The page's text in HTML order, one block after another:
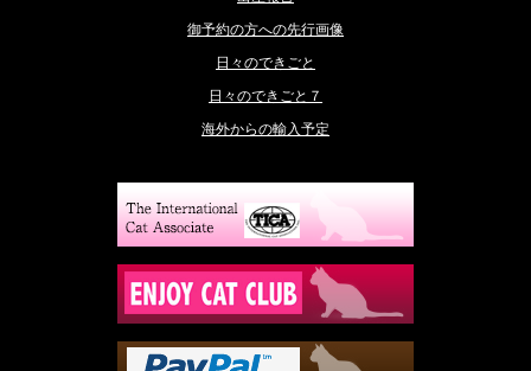
御予約の方への先行画像
日々のできごと
日々のできごと７
海外からの輸入予定